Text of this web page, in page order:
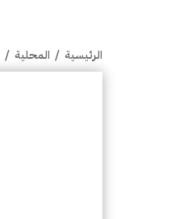
الرئيسية / المحلية /